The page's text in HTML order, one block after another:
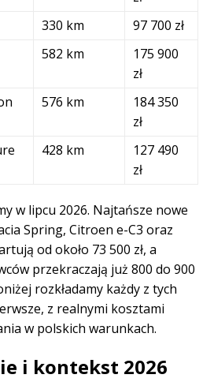
330 km
97 700 zł
582 km
175 900
zł
576 km
184 350
zł
428 km
127 490
zł
w lipcu 2026. Najtańsze nowe
Spring, Citroen e-C3 oraz
od około 73 500 zł, a
przekraczają już 800 do 900
rozkładamy każdy z tych
z realnymi kosztami
w polskich warunkach.
i kontekst 2026